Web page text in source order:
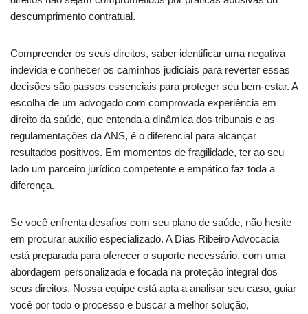
descumprimento contratual.
Compreender os seus direitos, saber identificar uma negativa
indevida e conhecer os caminhos judiciais para reverter essas
decisões são passos essenciais para proteger seu bem-estar. A
escolha de um advogado com comprovada experiência em
direito da saúde, que entenda a dinâmica dos tribunais e as
regulamentações da ANS, é o diferencial para alcançar
resultados positivos. Em momentos de fragilidade, ter ao seu
lado um parceiro jurídico competente e empático faz toda a
diferença.
Se você enfrenta desafios com seu plano de saúde, não hesite
em procurar auxílio especializado. A Dias Ribeiro Advocacia
está preparada para oferecer o suporte necessário, com uma
abordagem personalizada e focada na proteção integral dos
seus direitos. Nossa equipe está apta a analisar seu caso, guiar
você por todo o processo e buscar a melhor solução,